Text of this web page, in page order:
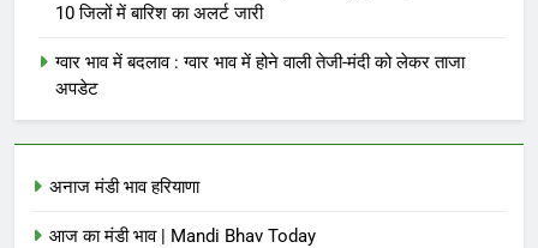
10 जिलों में बारिश का अलर्ट जारी
ग्वार भाव में बदलाव : ग्वार भाव में होने वाली तेजी-मंदी को लेकर ताजा
अपडेट
अनाज मंडी भाव हरियाणा
आज का मंडी भाव | Mandi Bhav Today